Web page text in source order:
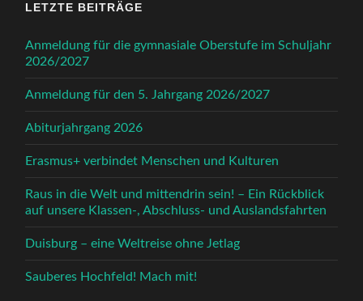
LETZTE BEITRÄGE
Anmeldung für die gymnasiale Oberstufe im Schuljahr
2026/2027
Anmeldung für den 5. Jahrgang 2026/2027
Abiturjahrgang 2026
Erasmus+ verbindet Menschen und Kulturen
Raus in die Welt und mittendrin sein! – Ein Rückblick
auf unsere Klassen-, Abschluss- und Auslandsfahrten
Duisburg – eine Weltreise ohne Jetlag
Sauberes Hochfeld! Mach mit!